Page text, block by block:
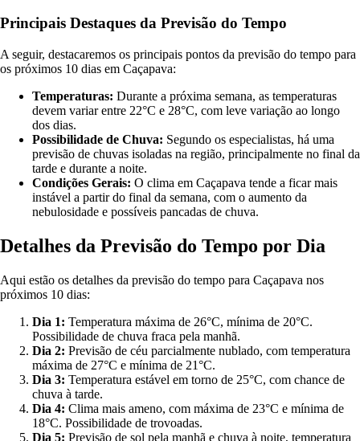
Principais Destaques da Previsão do Tempo
A seguir, destacaremos os principais pontos da previsão do tempo para
os próximos 10 dias em Caçapava:
Temperaturas: Durante a próxima semana, as temperaturas
devem variar entre 22°C e 28°C, com leve variação ao longo
dos dias.
Possibilidade de Chuva: Segundo os especialistas, há uma
previsão de chuvas isoladas na região, principalmente no final da
tarde e durante a noite.
Condições Gerais: O clima em Caçapava tende a ficar mais
instável a partir do final da semana, com o aumento da
nebulosidade e possíveis pancadas de chuva.
Detalhes da Previsão do Tempo por Dia
Aqui estão os detalhes da previsão do tempo para Caçapava nos
próximos 10 dias:
Dia 1: Temperatura máxima de 26°C, mínima de 20°C.
Possibilidade de chuva fraca pela manhã.
Dia 2: Previsão de céu parcialmente nublado, com temperatura
máxima de 27°C e mínima de 21°C.
Dia 3: Temperatura estável em torno de 25°C, com chance de
chuva à tarde.
Dia 4: Clima mais ameno, com máxima de 23°C e mínima de
18°C. Possibilidade de trovoadas.
Dia 5: Previsão de sol pela manhã e chuva à noite, temperatura